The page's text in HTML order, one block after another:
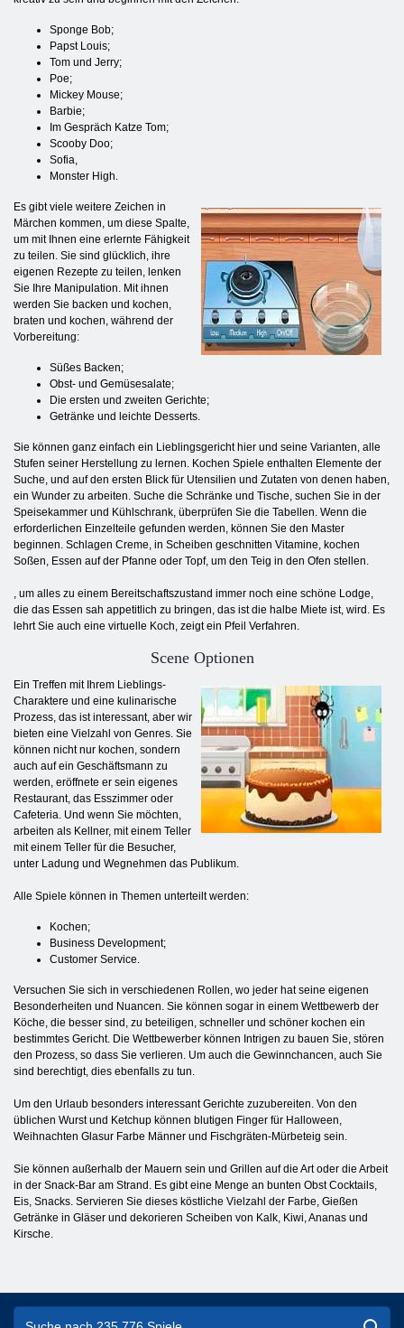
Sponge Bob;
Papst Louis;
Tom und Jerry;
Poe;
Mickey Mouse;
Barbie;
Im Gespräch Katze Tom;
Scooby Doo;
Sofia,
Monster High.
Es gibt viele weitere Zeichen in
Märchen kommen, um diese Spalte,
um mit Ihnen eine erlernte Fähigkeit
zu teilen. Sie sind glücklich, ihre
eigenen Rezepte zu teilen, lenken
Sie Ihre Manipulation. Mit ihnen
werden Sie backen und kochen,
braten und kochen, während der
Vorbereitung:
Süßes Backen;
Obst- und Gemüsesalate;
Die ersten und zweiten Gerichte;
Getränke und leichte Desserts.
Sie können ganz einfach ein Lieblingsgericht hier und seine Varianten, alle
Stufen seiner Herstellung zu lernen. Kochen Spiele enthalten Elemente der
Suche, und auf den ersten Blick für Utensilien und Zutaten von denen haben,
ein Wunder zu arbeiten. Suche die Schränke und Tische, suchen Sie in der
Speisekammer und Kühlschrank, überprüfen Sie die Tabellen. Wenn die
erforderlichen Einzelteile gefunden werden, können Sie den Master
beginnen. Schlagen Creme, in Scheiben geschnitten Vitamine, kochen
Soßen, Essen auf der Pfanne oder Topf, um den Teig in den Ofen stellen.
, um alles zu einem Bereitschaftszustand immer noch eine schöne Lodge,
die das Essen sah appetitlich zu bringen, das ist die halbe Miete ist, wird. Es
lehrt Sie auch eine virtuelle Koch, zeigt ein Pfeil Verfahren.
Scene Optionen
Ein Treffen mit Ihrem Lieblings-
Charaktere und eine kulinarische
Prozess, das ist interessant, aber wir
bieten eine Vielzahl von Genres. Sie
können nicht nur kochen, sondern
auch auf ein Geschäftsmann zu
werden, eröffnete er sein eigenes
Restaurant, das Esszimmer oder
Cafeteria. Und wenn Sie möchten,
arbeiten als Kellner, mit einem Teller
mit einem Teller für die Besucher,
unter Ladung und Wegnehmen das Publikum.
Alle Spiele können in Themen unterteilt werden:
Kochen;
Business Development;
Customer Service.
Versuchen Sie sich in verschiedenen Rollen, wo jeder hat seine eigenen
Besonderheiten und Nuancen. Sie können sogar in einem Wettbewerb der
Köche, die besser sind, zu beteiligen, schneller und schöner kochen ein
bestimmtes Gericht. Die Wettbewerber können Intrigen zu bauen Sie, stören
den Prozess, so dass Sie verlieren. Um auch die Gewinnchancen, auch Sie
sind berechtigt, dies ebenfalls zu tun.
Um den Urlaub besonders interessant Gerichte zuzubereiten. Von den
üblichen Wurst und Ketchup können blutigen Finger für Halloween,
Weihnachten Glasur Farbe Männer und Fischgräten-Mürbeteig sein.
Sie können außerhalb der Mauern sein und Grillen auf die Art oder die Arbeit
in der Snack-Bar am Strand. Es gibt eine Menge an bunten Obst Cocktails,
Eis, Snacks. Servieren Sie dieses köstliche Vielzahl der Farbe, Gießen
Getränke in Gläser und dekorieren Scheiben von Kalk, Kiwi, Ananas und
Kirsche.